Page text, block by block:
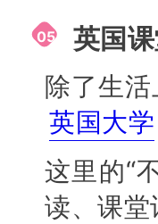
05 英国
除了生
英国大学
这里的“
读、课